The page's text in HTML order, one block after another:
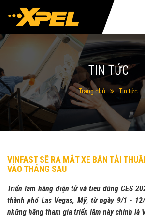
TIN TỨC
Trang chủ Tin tức
VINFAST SẼ RA MẮT XE BÁN TẢI
VÀO THÁNG SAU
Triển lãm hàng điện tử và tiêu dùng CES
thành phố Las Vegas, Mỹ, từ ngày 9/1 -
những hãng tham gia triển lãm này chính là